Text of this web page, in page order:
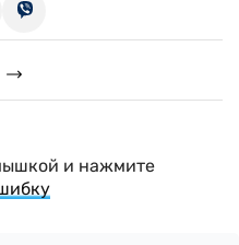
и нажмите